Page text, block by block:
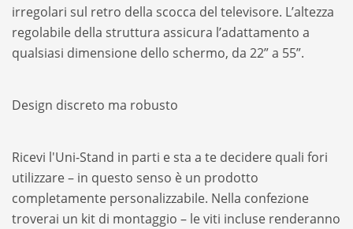
irregolari sul retro della scocca del televisore. L’altezza
regolabile della struttura assicura l’adattamento a
qualsiasi dimensione dello schermo, da 22” a 55”.
Design discreto ma robusto
Ricevi l'Uni-Stand in parti e sta a te decidere quali fori
utilizzare – in questo senso è un prodotto
completamente personalizzabile. Nella confezione
troverai un kit di montaggio – le viti incluse renderanno